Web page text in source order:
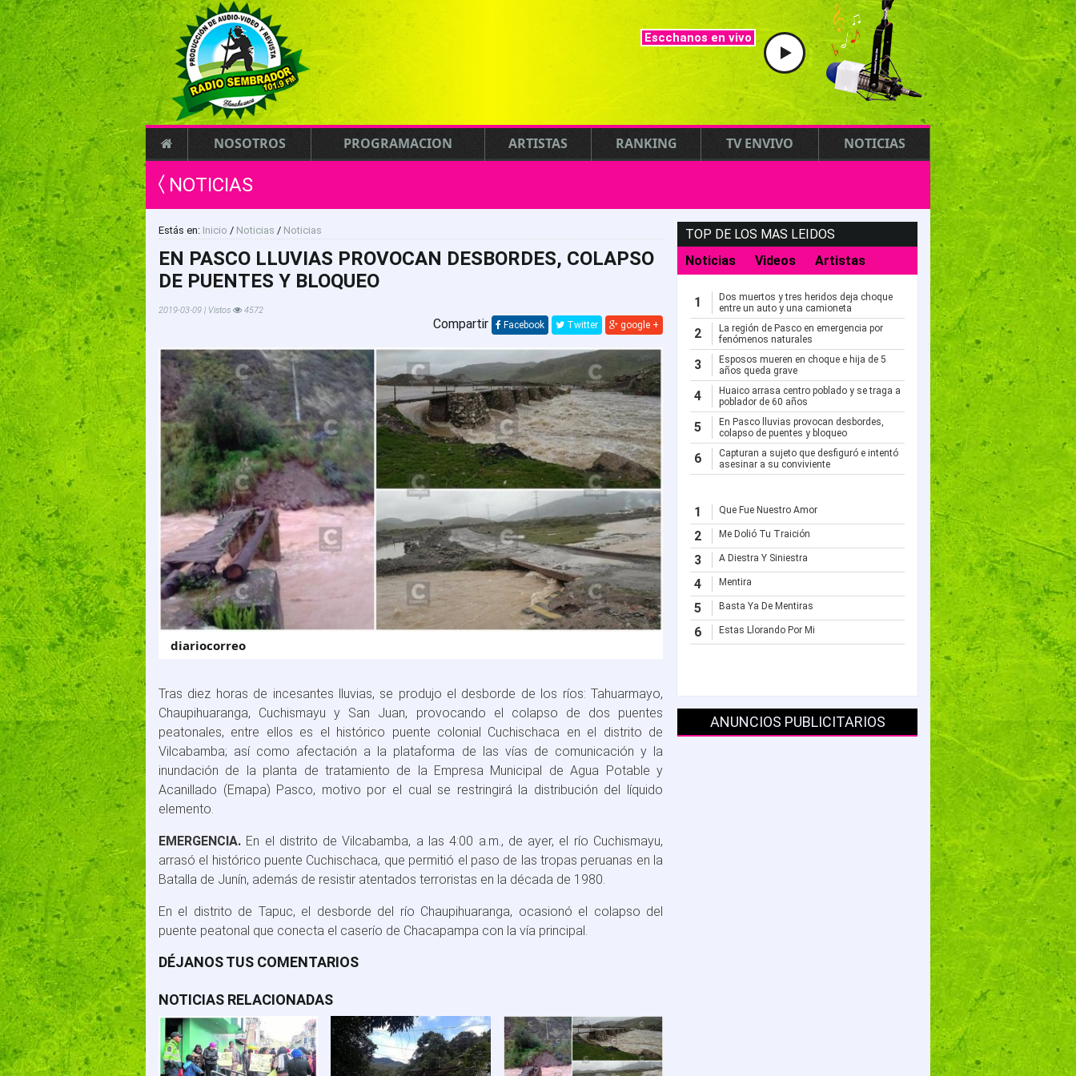
Escchanos en vivo
NOSOTROS PROGRAMACION ARTISTAS RANKING TV ENVIVO NOTICIAS
NOTICIAS
Estás en: Inicio / Noticias / Noticias
EN PASCO LLUVIAS PROVOCAN DESBORDES, COLAPSO
DE PUENTES Y BLOQUEO
2019-03-09 | Vistos 4572
Compartir Facebook Twitter google +
diariocorreo
Tras diez horas de incesantes lluvias, se produjo el desborde de los ríos: Tahuarmayo,
Chaupihuaranga, Cuchismayu y San Juan, provocando el colapso de dos puentes
peatonales, entre ellos es el histórico puente colonial Cuchischaca en el distrito de
Vilcabamba; así como afectación a la plataforma de las vías de comunicación y la
inundación de la planta de tratamiento de la Empresa Municipal de Agua Potable y
Acanillado (Emapa) Pasco, motivo por el cual se restringirá la distribución del líquido
elemento.
EMERGENCIA. En el distrito de Vilcabamba, a las 4:00 a.m., de ayer, el río Cuchismayu,
arrasó el histórico puente Cuchischaca, que permitió el paso de las tropas peruanas en la
Batalla de Junín, además de resistir atentados terroristas en la década de 1980.
En el distrito de Tapuc, el desborde del río Chaupihuaranga, ocasionó el colapso del
puente peatonal que conecta el caserío de Chacapampa con la vía principal.
DÉJANOS TUS COMENTARIOS
NOTICIAS RELACIONADAS
TOP DE LOS MAS LEIDOS
Noticias
Videos Artistas
1
Dos muertos y tres heridos deja choque
entre un auto y una camioneta
2
La región de Pasco en emergencia por
fenómenos naturales
3
Esposos mueren en choque e hija de 5
años queda grave
4
Huaico arrasa centro poblado y se traga a
poblador de 60 años
5
En Pasco lluvias provocan desbordes,
colapso de puentes y bloqueo
6
Capturan a sujeto que desfiguró e intentó
asesinar a su conviviente
1 Que Fue Nuestro Amor
2 Me Dolió Tu Traición
3 A Diestra Y Siniestra
4 Mentira
5 Basta Ya De Mentiras
6 Estas Llorando Por Mi
ANUNCIOS PUBLICITARIOS